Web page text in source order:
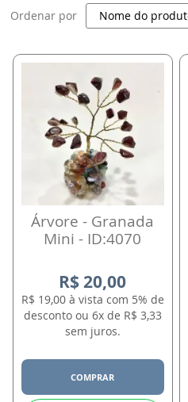
Ordenar por
Árvore - Granada
Mini - ID:4070
R$ 20,00
R$ 19,00 à vista com 5% de
desconto ou 6x de R$ 3,33
sem juros.
COMPRAR